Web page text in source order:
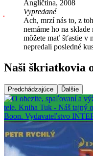
Angličtina, 2008
Vypredané
Ach, mrzí nás to, z
nemáme ho na
môžete mať šťastie v
nepredali posledné
Naši škriatkovia
Predchádzajúce Ďalšie